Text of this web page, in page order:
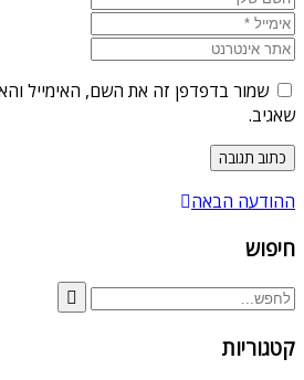
שמור בדפדפן זה את השם, האימייל
שאגיב.
ההודעה הבאה
חיפוש
קטגוריות